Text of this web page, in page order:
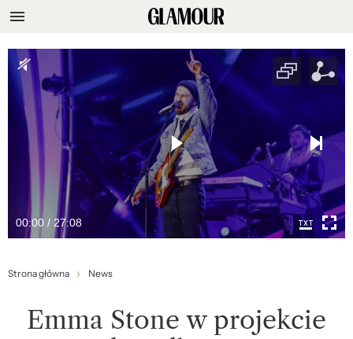
00:00 / 27:08
Strona główna News
Emma Stone w projekcie